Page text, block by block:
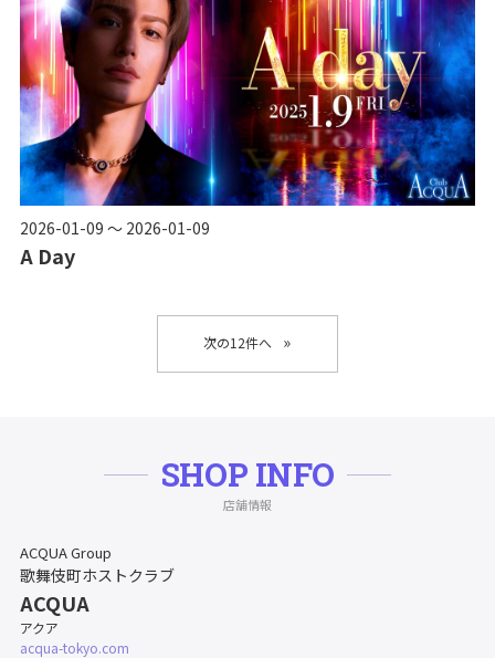
2026-01-09 ～ 2026-01-09
A Day
»
SHOP INFO
店舗情報
ACQUA Group
歌舞伎町ホストクラブ
ACQUA
アクア
acqua-tokyo.com